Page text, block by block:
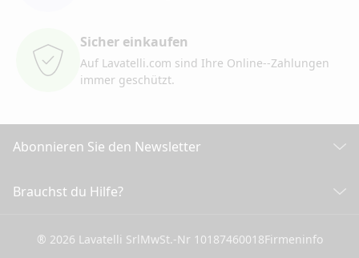
Sicher einkaufen
Auf Lavatelli.com sind Ihre Online--Zahlungen
immer geschützt.
Abonnieren Sie den Newsletter
Brauchst du Hilfe?
Allgemeine Verkaufsbedingungen
® 2026 Lavatelli SrlMwSt.-Nr 10187460018Firmeninfo